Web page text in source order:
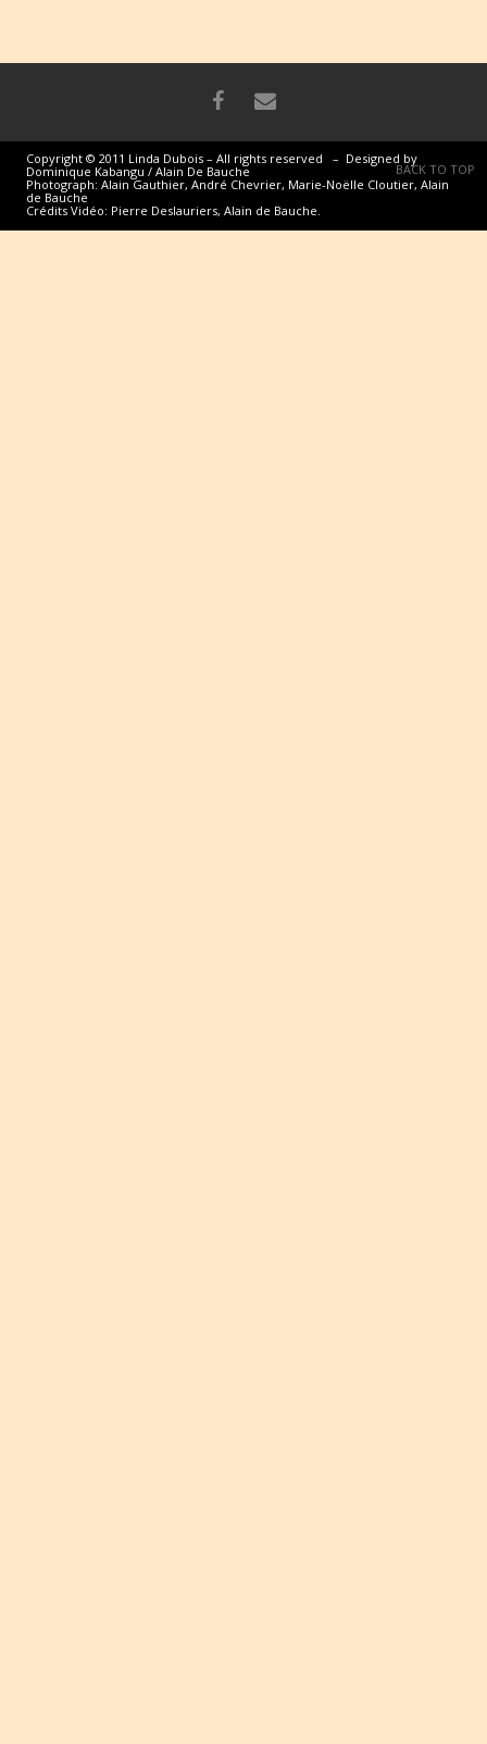
Copyright © 2011 Linda Dubois – All rights reserved – Designed by
Dominique Kabangu / Alain De Bauche
Photograph: Alain Gauthier, André Chevrier, Marie-Noëlle Cloutier, Alain
de Bauche
Crédits Vidéo: Pierre Deslauriers, Alain de Bauche.
BACK TO TOP